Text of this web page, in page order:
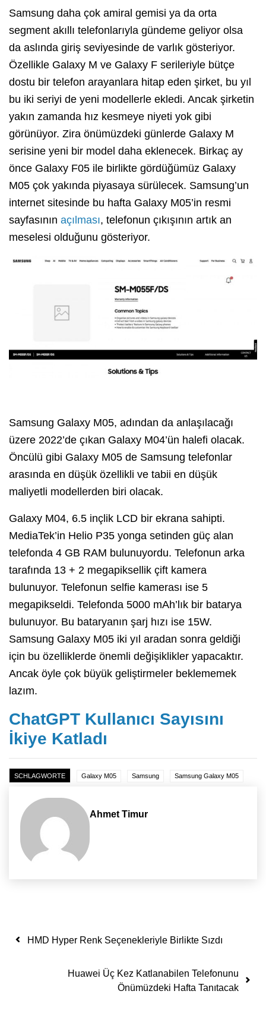
Samsung daha çok amiral gemisi ya da orta
segment akıllı telefonlarıyla gündeme geliyor olsa
da aslında giriş seviyesinde de varlık gösteriyor.
Özellikle Galaxy M ve Galaxy F serileriyle bütçe
dostu bir telefon arayanlara hitap eden şirket, bu yıl
bu iki seriyi de yeni modellerle ekledi. Ancak şirketin
yakın zamanda hız kesmeye niyeti yok gibi
görünüyor. Zira önümüzdeki günlerde Galaxy M
serisine yeni bir model daha eklenecek. Birkaç ay
önce Galaxy F05 ile birlikte gördüğümüz Galaxy
M05 çok yakında piyasaya sürülecek. Samsung’un
internet sitesinde bu hafta Galaxy M05’in resmi
sayfasının açılması, telefonun çıkışının artık an
meselesi olduğunu gösteriyor.
Samsung Galaxy M05, adından da anlaşılacağı
üzere 2022’de çıkan Galaxy M04’ün halefi olacak.
Öncülü gibi Galaxy M05 de Samsung telefonlar
arasında en düşük özellikli ve tabii en düşük
maliyetli modellerden biri olacak.
Galaxy M04, 6.5 inçlik LCD bir ekrana sahipti.
MediaTek’in Helio P35 yonga setinden güç alan
telefonda 4 GB RAM bulunuyordu. Telefonun arka
tarafında 13 + 2 megapiksellik çift kamera
bulunuyor. Telefonun selfie kamerası ise 5
megapikseldi. Telefonda 5000 mAh’lık bir batarya
bulunuyor. Bu bataryanın şarj hızı ise 15W.
Samsung Galaxy M05 iki yıl aradan sonra geldiği
için bu özelliklerde önemli değişiklikler yapacaktır.
Ancak öyle çok büyük geliştirmeler beklememek
lazım.
ChatGPT Kullanıcı Sayısını
İkiye Katladı
SCHLAGWORTE Galaxy M05 Samsung Samsung Galaxy M05
Ahmet Timur
Yazı dolaşımı
HMD Hyper Renk Seçenekleriyle Birlikte Sızdı
Huawei Üç Kez Katlanabilen Telefonunu
Önümüzdeki Hafta Tanıtacak